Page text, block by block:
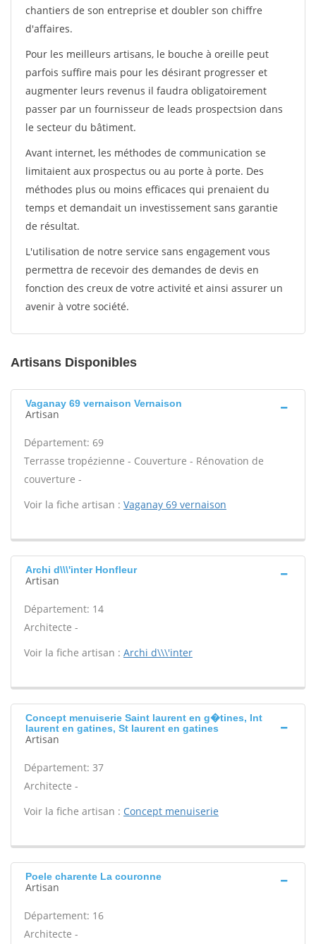
chantiers de son entreprise et doubler son chiffre
d'affaires.
Pour les meilleurs artisans, le bouche à oreille peut
parfois suffire mais pour les désirant progresser et
augmenter leurs revenus il faudra obligatoirement
passer par un fournisseur de leads prospectsion dans
le secteur du bâtiment.
Avant internet, les méthodes de communication se
limitaient aux prospectus ou au porte à porte. Des
méthodes plus ou moins efficaces qui prenaient du
temps et demandait un investissement sans garantie
de résultat.
L'utilisation de notre service sans engagement vous
permettra de recevoir des demandes de devis en
fonction des creux de votre activité et ainsi assurer un
avenir à votre société.
Artisans Disponibles
Vaganay 69 vernaison Vernaison
Artisan
Département: 69
Terrasse tropézienne - Couverture - Rénovation de
couverture -
Voir la fiche artisan : Vaganay 69 vernaison
Archi d\\\'inter Honfleur
Artisan
Département: 14
Architecte -
Voir la fiche artisan : Archi d\\\'inter
Concept menuiserie Saint laurent en g�tines, Int
laurent en gatines, St laurent en gatines
Artisan
Département: 37
Architecte -
Voir la fiche artisan : Concept menuiserie
Poele charente La couronne
Artisan
Département: 16
Architecte -